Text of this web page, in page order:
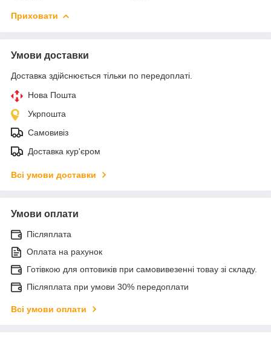
Приховати
Умови доставки
Доставка здійснюється тільки по передоплаті.
Нова Пошта
Укрпошта
Самовивіз
Доставка кур'єром
Всі умови доставки
Умови оплати
Післяплата
Оплата на рахунок
Готівкою для оптовиків при самовивезенні товау зі складу.
Післяплата при умови 30% передоплати
Всі умови оплати